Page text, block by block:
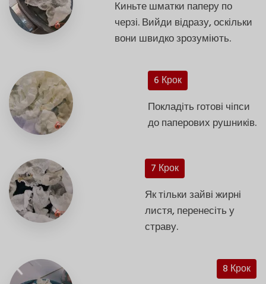
Киньте шматки паперу по
черзі. Вийди відразу, оскільки
вони швидко зрозуміють.
6 Крок
Покладіть готові чіпси
до паперових рушників.
7 Крок
Як тільки зайві жирні
листя, перенесіть у
страву.
8 Крок